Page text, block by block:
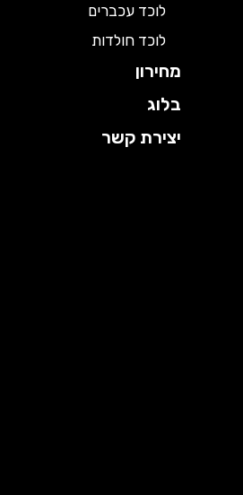
לוכד עכברים
לוכד חולדות
מחירון
בלוג
יצירת קשר